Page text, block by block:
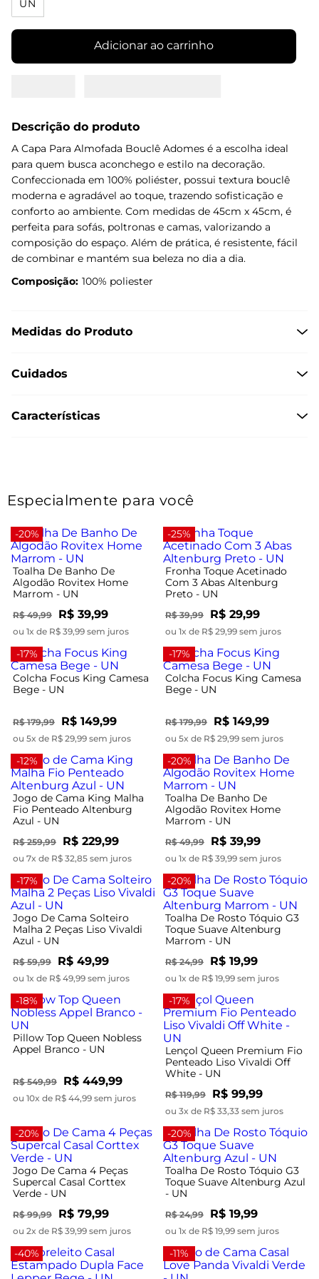
UN
Adicionar ao carrinho
Descrição do produto
A Capa Para Almofada Bouclê Adomes é a escolha ideal
para quem busca aconchego e estilo na decoração.
Confeccionada em 100% poliéster, possui textura bouclê
moderna e agradável ao toque, trazendo sofisticação e
conforto ao ambiente. Com medidas de 45cm x 45cm, é
perfeita para sofás, poltronas e camas, valorizando a
composição do espaço. Além de prática, é resistente, fácil
de combinar e mantém sua beleza no dia a dia.
Composição: 100% poliester
Medidas do Produto
Cuidados
Características
Especialmente para você
-20%
Toalha De Banho De
Algodão Rovitex Home
Marrom - UN
R$ 49,99 R$ 39,99
ou 1x de R$ 39,99 sem juros
-25%
Fronha Toque Acetinado
Com 3 Abas Altenburg
Preto - UN
R$ 39,99 R$ 29,99
ou 1x de R$ 29,99 sem juros
-17%
Colcha Focus King Camesa
Bege - UN
R$ 179,99 R$ 149,99
ou 5x de R$ 29,99 sem juros
-17%
Colcha Focus King Camesa
Bege - UN
R$ 179,99 R$ 149,99
ou 5x de R$ 29,99 sem juros
-12%
Jogo de Cama King Malha
Fio Penteado Altenburg
Azul - UN
R$ 259,99 R$ 229,99
ou 7x de R$ 32,85 sem juros
-20%
Toalha De Banho De
Algodão Rovitex Home
Marrom - UN
R$ 49,99 R$ 39,99
ou 1x de R$ 39,99 sem juros
-17%
Jogo De Cama Solteiro
Malha 2 Peças Liso Vivaldi
Azul - UN
R$ 59,99 R$ 49,99
ou 1x de R$ 49,99 sem juros
-20%
Toalha De Rosto Tóquio G3
Toque Suave Altenburg
Marrom - UN
R$ 24,99 R$ 19,99
ou 1x de R$ 19,99 sem juros
-18%
Pillow Top Queen Nobless
Appel Branco - UN
R$ 549,99 R$ 449,99
ou 10x de R$ 44,99 sem juros
-17%
Lençol Queen Premium Fio
Penteado Liso Vivaldi Off
White - UN
R$ 119,99 R$ 99,99
ou 3x de R$ 33,33 sem juros
-20%
Jogo De Cama 4 Peças
Supercal Casal Corttex
Verde - UN
R$ 99,99 R$ 79,99
ou 2x de R$ 39,99 sem juros
-20%
Toalha De Rosto Tóquio G3
Toque Suave Altenburg Azul
- UN
R$ 24,99 R$ 19,99
ou 1x de R$ 19,99 sem juros
-40% -11%